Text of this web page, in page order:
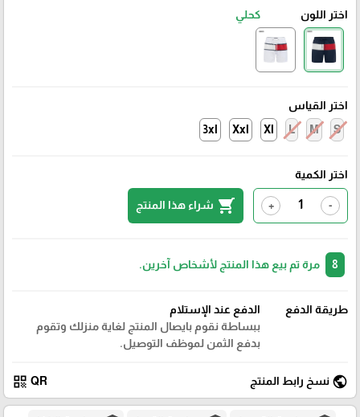
اختر اللون كحلي
اختر القياس
S
M
L
Xl
Xxl
3xl
اختر الكمية
-
+
shopping_cart شراء هذا المنتج
مرة تم بيع هذا المنتج لأشخاص آخرين.
طريقة الدفع
الدفع عند الإستلام
ببساطة نقوم بايصال المنتج لغاية منزلك وتقوم
بدفع الثمن لموظف التوصيل.
public نسخ رابط المنتج QR
qr_code